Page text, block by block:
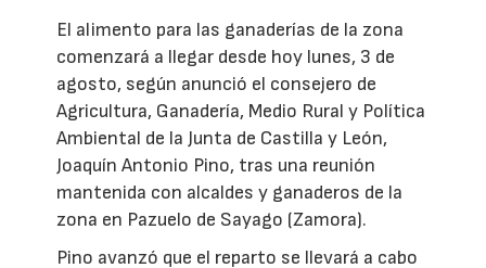
El alimento para las ganaderías de la zona
comenzará a llegar desde hoy lunes, 3 de
agosto, según anunció el consejero de
Agricultura, Ganadería, Medio Rural y Política
Ambiental de la Junta de Castilla y León,
Joaquín Antonio Pino, tras una reunión
mantenida con alcaldes y ganaderos de la
zona en Pazuelo de Sayago (Zamora).
Pino avanzó que el reparto se llevará a cabo